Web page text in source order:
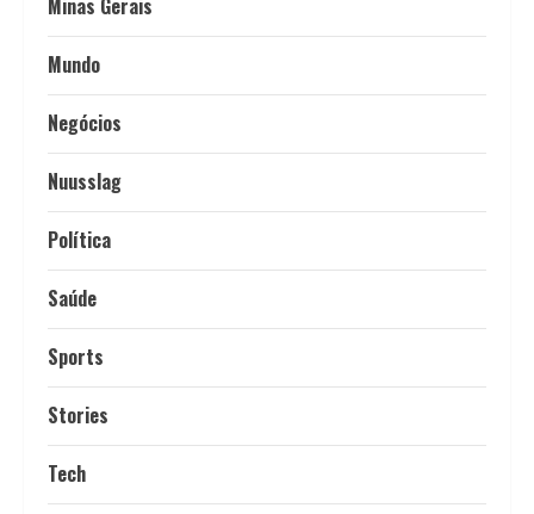
Minas Gerais
Mundo
Negócios
Nuusslag
Política
Saúde
Sports
Stories
Tech